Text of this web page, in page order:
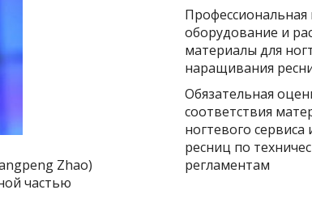
Zhao)
частью
Профессиональная
оборудование и
материалы для
наращивания
Обязательная
соответствия
ногтевого
ресниц по
регламентам